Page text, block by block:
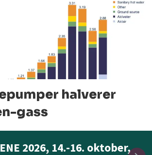
halverer
gass
2026, 14.-16. oktober,